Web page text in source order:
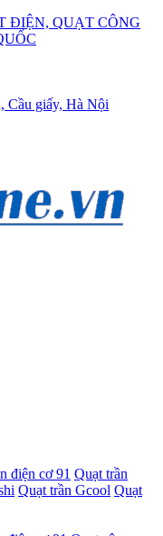
ĐIỆN, QUẠT CÔNG
Cầu giấy, Hà Nội
điện cơ 91 Quạt trần
Quạt trần Gcool Quạt